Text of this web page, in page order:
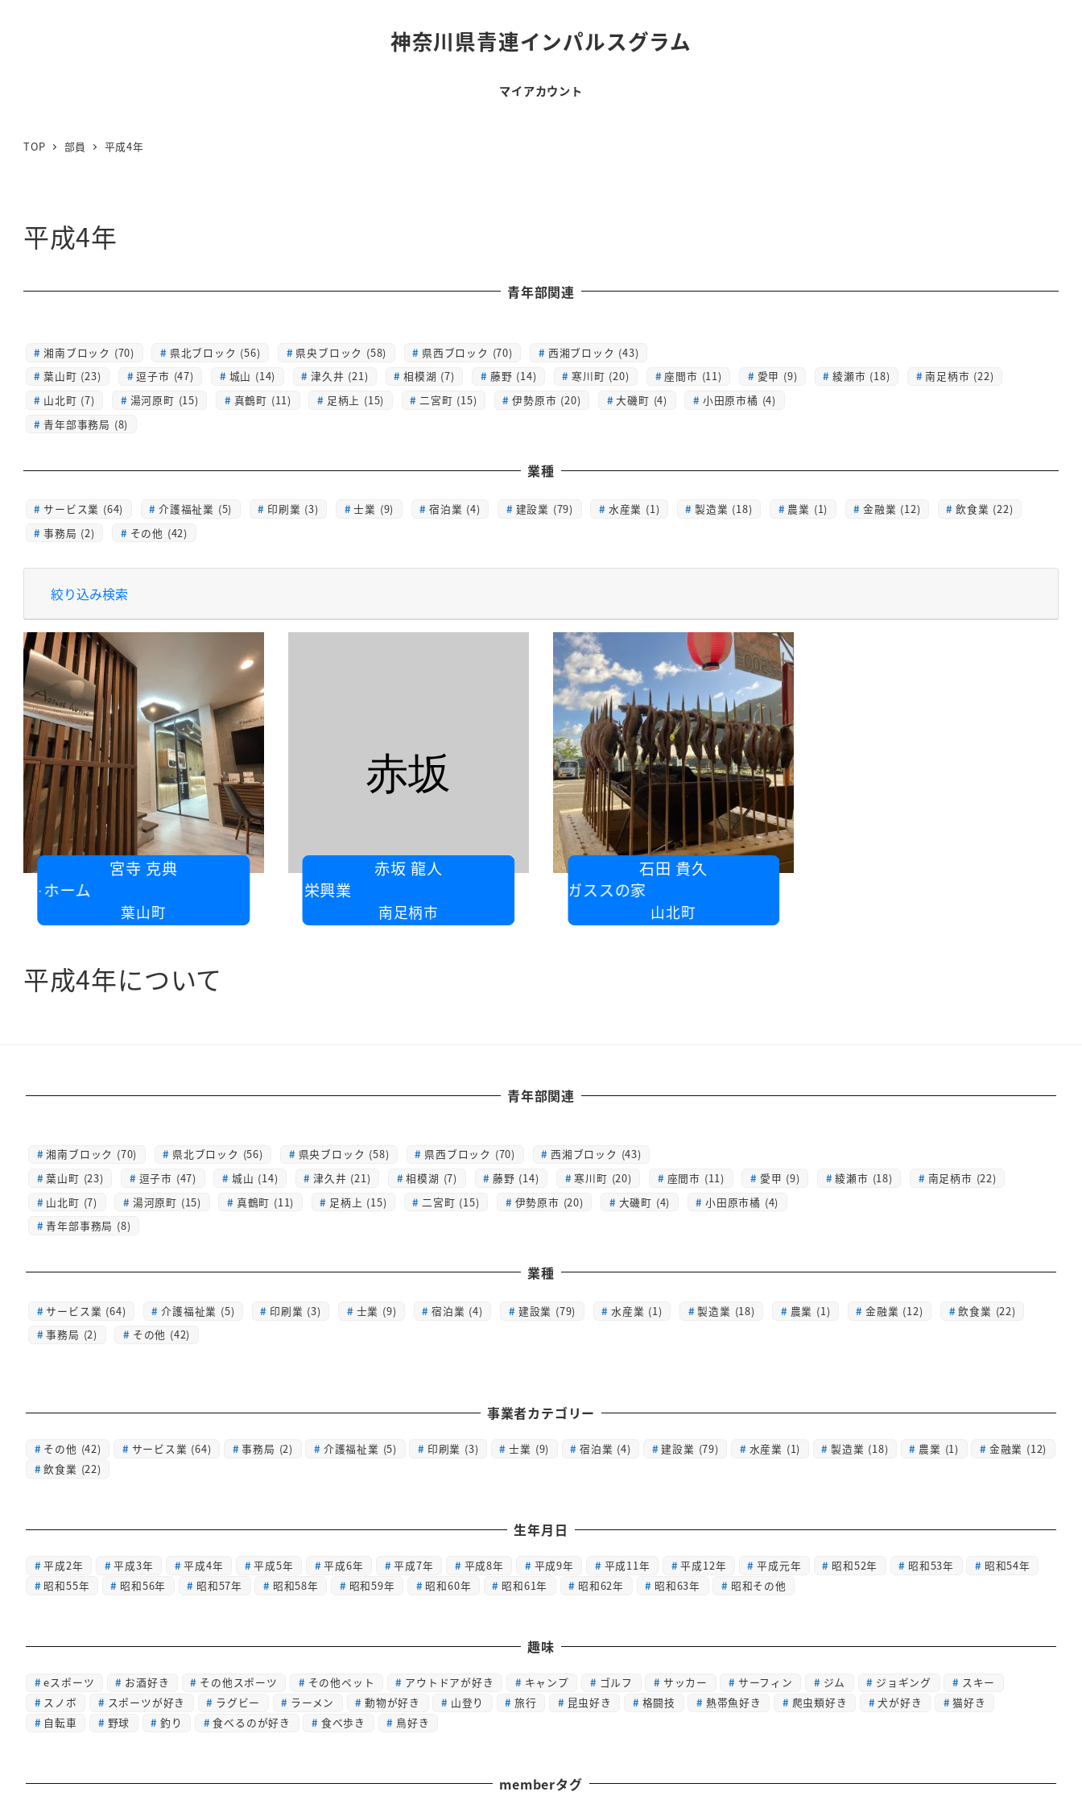
神奈川県青連インパルスグラム
マイアカウント
TOP 部員 平成4年
平成4年
青年部関連
湘南ブロック (70) 県北ブロック (56) 県央ブロック (58) 県西ブロック (70)
西湘ブロック (43)
葉山町 (23)
逗子市 (47) 城山 (14) 津久井 (21) 相模湖 (7) 藤野 (14) 寒川町 (20) 座間市 (11) 愛甲 (9) 綾瀬市 (18)
南足柄市 (22)
山北町 (7)
湯河原町 (15) 真鶴町 (11) 足柄上 (15) 二宮町 (15) 伊勢原市 (20) 大磯町 (4)
小田原市橘 (4)
青年部事務局 (8)
業種
サービス業 (64) 介護福祉業 (5) 印刷業 (3) 士業 (9) 宿泊業 (4) 建設業 (79) 水産業 (1) 製造業 (18) 農業 (1) 金融業 (12)
飲食業 (22)
事務局 (2)
その他 (42)
絞り込み検索
宮寺 克典
ホーム
葉山町
赤坂 龍人
有限会社 勝栄興業
南足柄市
赤坂
石田 貴久
石田林商・八丁やまめ養殖センター・ペガススの家
山北町
平成4年について
青年部関連
湘南ブロック (70) 県北ブロック (56) 県央ブロック (58) 県西ブロック (70)
西湘ブロック (43)
葉山町 (23)
逗子市 (47) 城山 (14) 津久井 (21) 相模湖 (7) 藤野 (14) 寒川町 (20) 座間市 (11) 愛甲 (9) 綾瀬市 (18)
南足柄市 (22)
山北町 (7)
湯河原町 (15) 真鶴町 (11) 足柄上 (15) 二宮町 (15) 伊勢原市 (20) 大磯町 (4)
小田原市橘 (4)
青年部事務局 (8)
業種
サービス業 (64) 介護福祉業 (5) 印刷業 (3) 士業 (9) 宿泊業 (4) 建設業 (79) 水産業 (1) 製造業 (18) 農業 (1) 金融業 (12)
飲食業 (22)
事務局 (2)
その他 (42)
事業者カテゴリー
その他 (42) サービス業 (64) 事務局 (2) 介護福祉業 (5) 印刷業 (3) 士業 (9) 宿泊業 (4) 建設業 (79) 水産業 (1) 製造業 (18) 農業 (1) 金融業 (12)
飲食業 (22)
生年月日
平成2年 平成3年 平成4年 平成5年 平成6年 平成7年 平成8年 平成9年 平成11年 平成12年 平成元年 昭和52年 昭和53年
昭和54年
昭和55年
昭和56年 昭和57年 昭和58年 昭和59年 昭和60年 昭和61年 昭和62年 昭和63年 昭和その他
趣味
eスポーツ お酒好き その他スポーツ その他ペット アウトドアが好き キャンプ ゴルフ サッカー サーフィン ジム ジョギング
スキー
スノボ
スポーツが好き ラグビー ラーメン 動物が好き 山登り 旅行 昆虫好き 格闘技 熱帯魚好き 爬虫類好き 犬が好き
猫好き
自転車
野球 釣り 食べるのが好き 食べ歩き 鳥好き
memberタグ